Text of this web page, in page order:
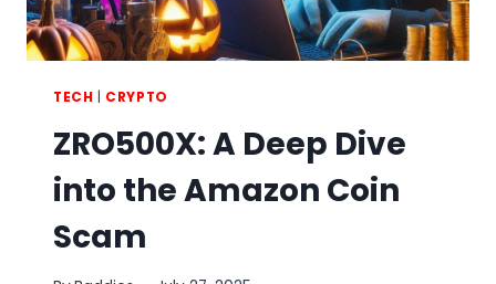
TECH CRYPTO
ZRO500X: A Deep Dive
into the Amazon Coin
Scam